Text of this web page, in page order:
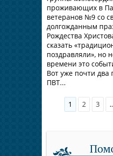
проживающих в
ветеранов №9 со
долгожданным
Рождества
сказать
поздравляли», но
времени это
Вот уже почти два
ПВТ...
1 2 3